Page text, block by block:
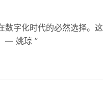
数字化时代的必然选择。这
— 姚琼 ”